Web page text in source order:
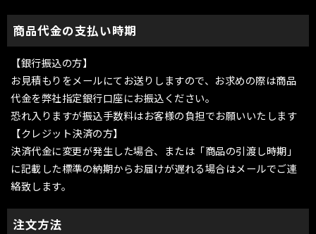
商品代金の支払い時期
【銀行振込の方】
お見積もりをメールにてお送りしますので、お求めの際は商品
代金を弊社指定銀行口座にお振込ください。
恐れ入りますが振込手数料はお客様の負担でお願いいたします
【クレジット決済の方】
決済代金に変更が発生した場合、または「商品の引渡し時期」
に記載した標準の納期からお届けが遅れる場合はメールでご連
絡致します。
注文方法